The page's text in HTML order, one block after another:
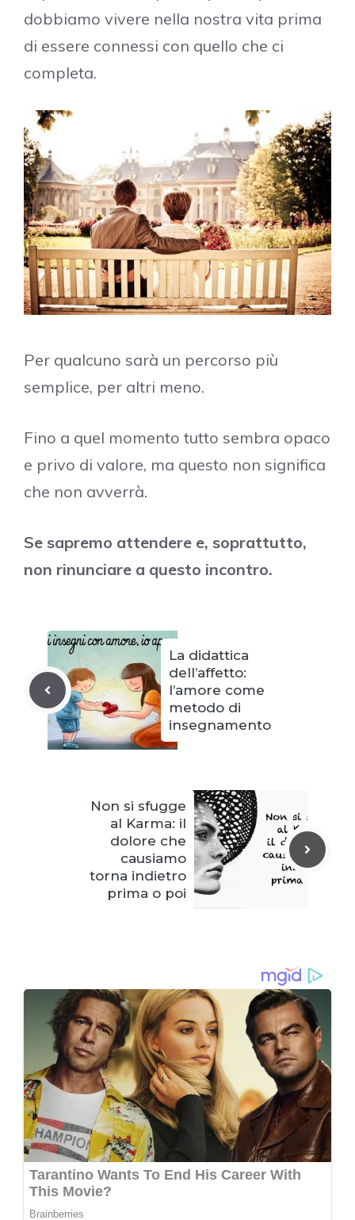
dobbiamo vivere nella nostra vita prima
di essere connessi con quello che ci
completa.
Per qualcuno sarà un percorso più
semplice, per altri meno.
Fino a quel momento tutto sembra opaco
e privo di valore, ma questo non significa
che non avverrà.
Se sapremo attendere e, soprattutto,
non rinunciare a questo incontro.
La didattica
dell’affetto:
l’amore come
metodo di
insegnamento
Non si sfugge
al Karma: il
dolore che
causiamo
torna indietro
prima o poi